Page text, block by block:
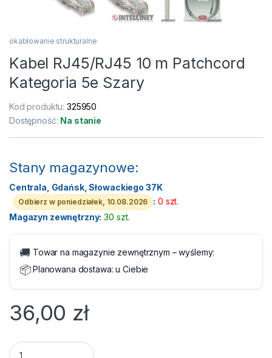
okablowanie strukturalne
Kabel RJ45/RJ45 10 m Patchcord
Kategoria 5e Szary
Kod produktu:325950
Dostępność: Na stanie
Stany magazynowe:
Centrala, Gdańsk, Słowackiego 37K
Odbierz w poniedziałek, 10.08.2026 : 0 szt.
Magazyn zewnętrzny: 30 szt.
🚚 Towar na magazynie zewnętrznym – wyślemy:
📦Planowana dostawa:u Ciebie
36,00 zł
Kabel RJ45/RJ45 10 m Patchcord Kategoria 5e Szary quantity